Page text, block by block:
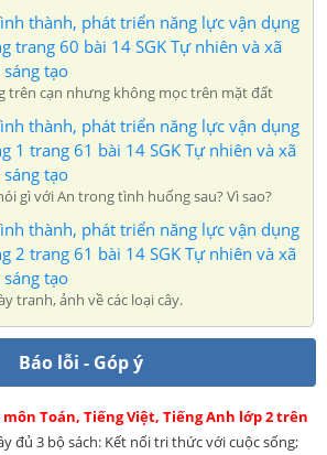
thành, phát triển năng lực vận dụng
trang 60 bài 14 SGK Tự nhiên và xã
tạo
trên cạn nhưng không mọc trên mặt đất
thành, phát triển năng lực vận dụng
1 trang 61 bài 14 SGK Tự nhiên và xã
tạo
gì với An trong tình huống sau? Vì sao?
thành, phát triển năng lực vận dụng
2 trang 61 bài 14 SGK Tự nhiên và xã
tạo
tranh, ảnh về các loại cây.
Báo lỗi - Góp ý
Toán, Tiếng Việt, Tiếng Anh lớp 2 trên
đủ 3 bộ sách: Kết nối tri thức với cuộc sống;